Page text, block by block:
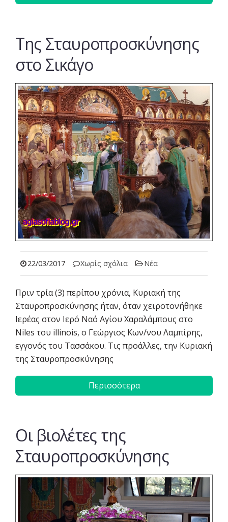
Της Σταυροπροσκύνησης
στο Σικάγο
22/03/2017 Χωρίς σχόλια Νέα
Πριν τρία (3) περίπου χρόνια, Κυριακή της
Σταυροπροσκύνησης ήταν, όταν χειροτονήθηκε
Ιερέας στον Ιερό Ναό Αγίου Χαραλάμπους στο
Niles του illinois, ο Γεώργιος Κων/νου Λαμπίρης,
εγγονός του Τασσάκου. Τις προάλλες, την Κυριακή
της Σταυροπροσκύνησης
Περισσότερα
Οι βιολέτες της
Σταυροπροσκύνησης